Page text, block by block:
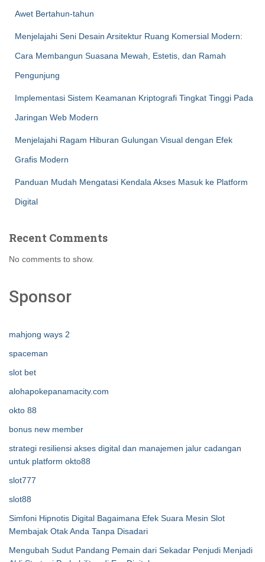
Awet Bertahun-tahun
Menjelajahi Seni Desain Arsitektur Ruang Komersial Modern:
Cara Membangun Suasana Mewah, Estetis, dan Ramah
Pengunjung
Implementasi Sistem Keamanan Kriptografi Tingkat Tinggi Pada
Jaringan Web Modern
Menjelajahi Ragam Hiburan Gulungan Visual dengan Efek
Grafis Modern
Panduan Mudah Mengatasi Kendala Akses Masuk ke Platform
Digital
Recent Comments
No comments to show.
Sponsor
mahjong ways 2
spaceman
slot bet
alohapokepanamacity.com
okto 88
bonus new member
strategi resiliensi akses digital dan manajemen jalur cadangan
untuk platform okto88
slot777
slot88
Simfoni Hipnotis Digital Bagaimana Efek Suara Mesin Slot
Membajak Otak Anda Tanpa Disadari
Mengubah Sudut Pandang Pemain dari Sekadar Penjudi Menjadi